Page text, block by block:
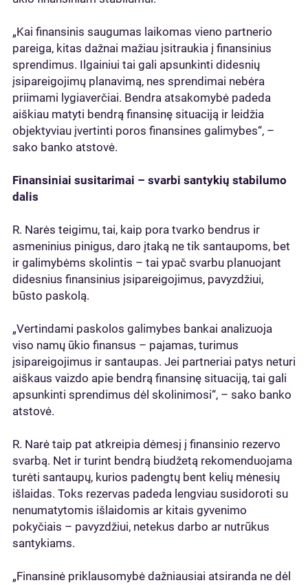
„Kai finansinis saugumas laikomas vieno partnerio
pareiga, kitas dažnai mažiau įsitraukia į finansinius
sprendimus. Ilgainiui tai gali apsunkinti didesnių
įsipareigojimų planavimą, nes sprendimai nebėra
priimami lygiaverčiai. Bendra atsakomybė padeda
aiškiau matyti bendrą finansinę situaciją ir leidžia
objektyviau įvertinti poros finansines galimybes“, –
sako banko atstovė.
Finansiniai susitarimai – svarbi santykių stabilumo
dalis
R. Narės teigimu, tai, kaip pora tvarko bendrus ir
asmeninius pinigus, daro įtaką ne tik santaupoms, bet
ir galimybėms skolintis – tai ypač svarbu planuojant
didesnius finansinius įsipareigojimus, pavyzdžiui,
būsto paskolą.
„Vertindami paskolos galimybes bankai analizuoja
viso namų ūkio finansus – pajamas, turimus
įsipareigojimus ir santaupas. Jei partneriai patys neturi
aiškaus vaizdo apie bendrą finansinę situaciją, tai gali
apsunkinti sprendimus dėl skolinimosi“, – sako banko
atstovė.
R. Narė taip pat atkreipia dėmesį į finansinio rezervo
svarbą. Net ir turint bendrą biudžetą rekomenduojama
turėti santaupų, kurios padengtų bent kelių mėnesių
išlaidas. Toks rezervas padeda lengviau susidoroti su
nenumatytomis išlaidomis ar kitais gyvenimo
pokyčiais – pavyzdžiui, netekus darbo ar nutrūkus
santykiams.
„Finansinė priklausomybė dažniausiai atsiranda ne dėl